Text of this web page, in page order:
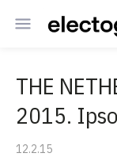
THE
2015.
12.2.15